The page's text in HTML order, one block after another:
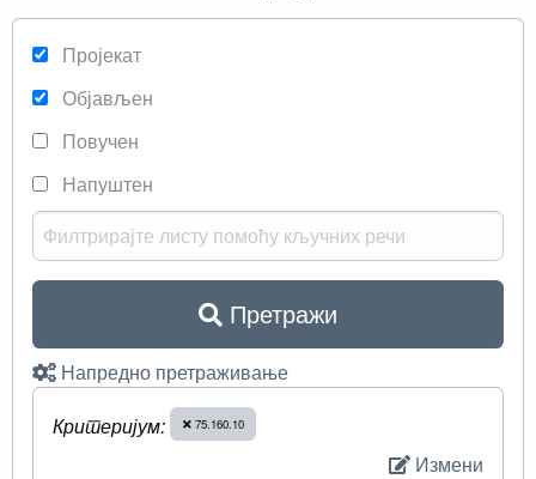
Пројекат
Објављен
Повучен
Напуштен
Претражи
Напредно претраживање
Критеријум:
75.160.10
Измени